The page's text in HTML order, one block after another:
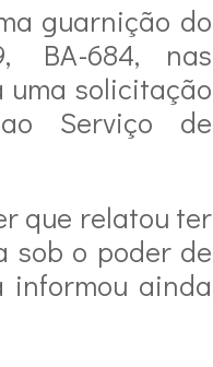
guarnição do
BA-684, nas
solicitação
Serviço de
que relatou ter
sob o poder de
informou ainda